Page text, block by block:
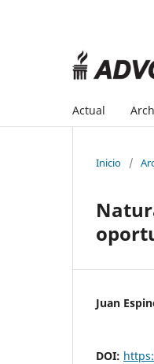
Actual
Inicio /
Juan
DOI: